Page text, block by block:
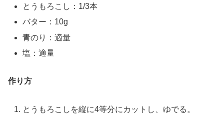
とうもろこし：1/3本
バター：10g
青のり：適量
塩：適量
作り方
とうもろこしを縦に4等分にカットし、ゆでる。